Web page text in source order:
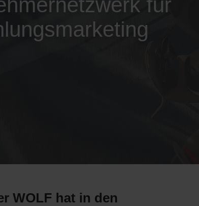
für
WOLF hat in den